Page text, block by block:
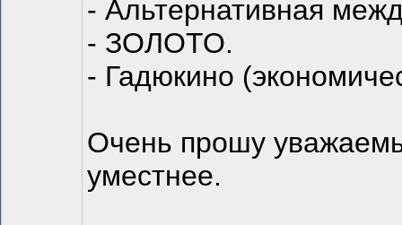
- Альтернативная
- ЗОЛОТО.
- Гадюкино
Очень прошу
уместнее.